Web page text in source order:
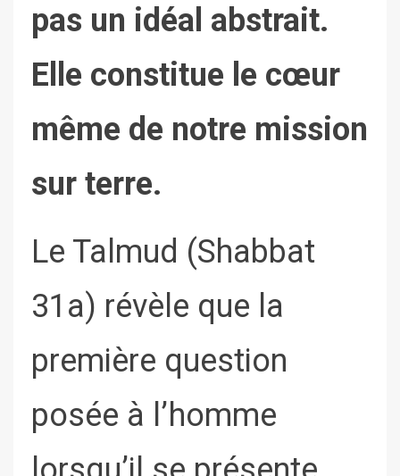
pas un idéal abstrait.
Elle constitue le cœur
même de notre mission
sur terre.
Le Talmud (Shabbat
31a) révèle que la
première question
posée à l’homme